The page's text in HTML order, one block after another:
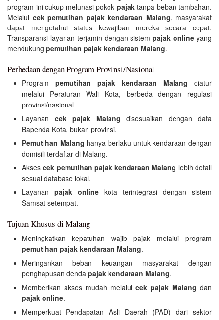
program ini cukup melunasi pokok pajaktanpa beban tambahan.
Melalui cek pemutihan pajak kendaraan Malang, masyarakat
dapat mengetahui status kewajiban mereka secara cepat.
Transparansi layanan terjamin dengan sistempajak online yang
mendukung pemutihan pajak kendaraan Malang.
Perbedaan dengan Program Provinsi/Nasional
Program pemutihan pajak kendaraan Malang diatur
melalui Peraturan Wali Kota, berbeda dengan regulasi
provinsi/nasional.
Layanan cek pajak Malang disesuaikan dengan data
Bapenda Kota, bukan provinsi.
Pemutihan Malang hanya berlaku untuk kendaraan dengan
domisili terdaftar di Malang.
Aksescek pemutihan pajak kendaraan Malang lebih detail
sesuai database lokal.
Layanan pajak online kota terintegrasi dengan sistem
Samsat setempat.
Tujuan Khusus di Malang
Meningkatkan kepatuhan wajib pajak melalui program
pemutihan pajak kendaraan Malang.
Meringankan beban keuangan masyarakat dengan
penghapusan denda pajak kendaraan Malang.
Memberikan akses mudah melaluicek pajak Malang dan
pajak online.
Memperkuat Pendapatan Asli Daerah (PAD) dari sektor